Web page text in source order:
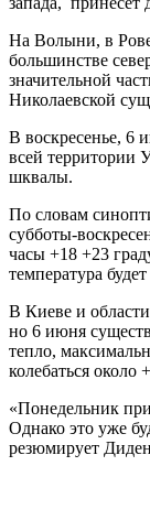
На Волыни, в
большинстве
значительной
Николаевской
В воскресенье, 6
всей территории
шквалы.
По словам
субботы-
часы +18 +23
температура
В Киеве и
но 6 июня
тепло,
колебаться около
«Понедельник
Однако это уже
резюмирует